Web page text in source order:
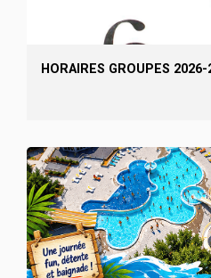
HORAIRES GROUPES